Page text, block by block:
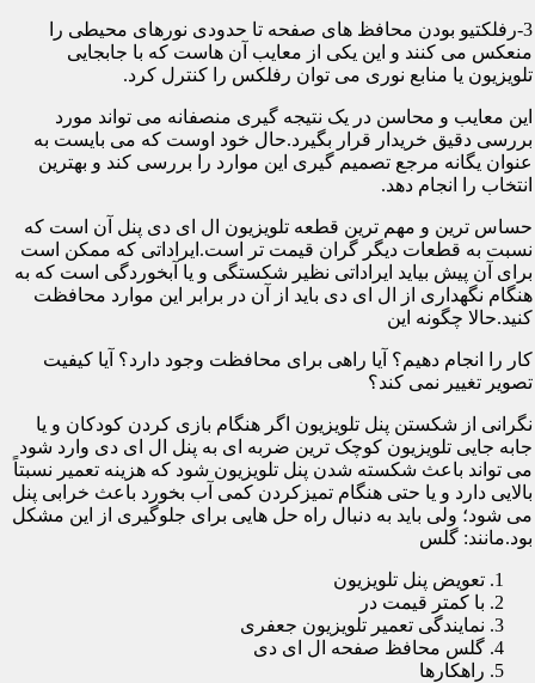
3-رفلکتیو بودن محافظ های صفحه تا حدودی نورهای محیطی را
منعکس می کنند و این یکی از معایب آن هاست که با جابجایی
تلویزیون یا منابع نوری می توان رفلکس را کنترل کرد.
این معایب و محاسن در یک نتیجه گیری منصفانه می تواند مورد
بررسی دقیق خریدار قرار بگیرد.حال خود اوست که می بایست به
عنوان یگانه مرجع تصمیم گیری این موارد را بررسی کند و بهترین
انتخاب را انجام دهد.
حساس ترین و مهم ترین قطعه تلویزیون ال ای دی پنل آن است که
نسبت به قطعات دیگر گران قیمت تر است.ایراداتی که ممکن است
برای آن پیش بیاید ایراداتی نظیر شکستگی و یا آبخوردگی است که به
هنگام نگهداری از ال ای دی باید از آن در برابر این موارد محافظت
کنید.حالا چگونه این
کار را انجام دهیم؟ آیا راهی برای محافظت وجود دارد؟ آیا کیفیت
تصویر تغییر نمی کند؟
نگرانی از شکستن پنل تلویزیون اگر هنگام بازی کردن کودکان و یا
جابه جایی تلویزیون کوچک ترین ضربه ای به پنل ال ای دی وارد شود
می تواند باعث شکسته شدن پنل تلویزیون شود که هزینه تعمیر نسبتاً
بالایی دارد و یا حتی هنگام تمیزکردن کمی آب بخورد باعث خرابی پنل
می شود؛ ولی باید به دنبال راه حل هایی برای جلوگیری از این مشکل
بود.مانند: گلس
تعویض پنل تلویزیون
با کمتر قیمت در
نمایندگی تعمیر تلویزیون جعفری
گلس محافظ صفحه ال ای دی
راهکارها